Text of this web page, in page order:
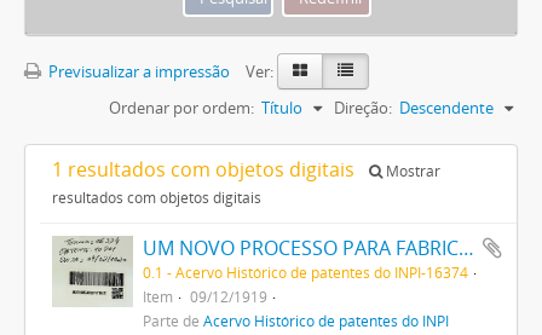
Previsualizar a impressão
Ver:
Ordenar por ordem: Título Direção: Descendente
1 resultados com objetos digitais
Mostrar
resultados com objetos digitais
UM NOVO PROCESSO PARA FABRICAÇÃO DE MATERIAS CORANTES PRETAS ESCARLATES E AZUIS DOS MATIZES MAIS CLAROS AOS MAIS ESCUROS PARA TINGIR ALGODÃO DIRECTAMENTE
0.1 - Acervo Histórico de patentes do INPI-16374
Item
09/12/1919
Parte de Acervo Histórico de patentes do INPI